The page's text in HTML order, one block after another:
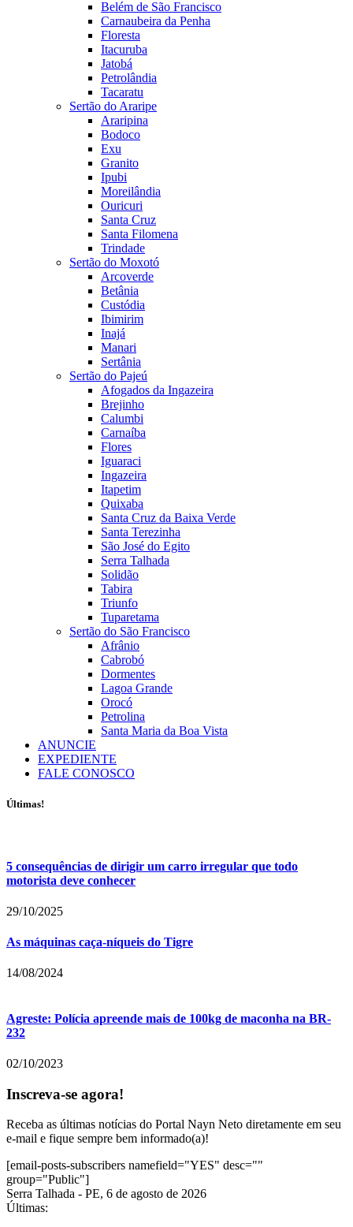
Belém de São Francisco
Carnaubeira da Penha
Floresta
Itacuruba
Jatobá
Petrolândia
Tacaratu
Sertão do Araripe
Araripina
Bodoco
Exu
Granito
Ipubi
Moreilândia
Ouricuri
Santa Cruz
Santa Filomena
Trindade
Sertão do Moxotó
Arcoverde
Betânia
Custódia
Ibimirim
Inajá
Manari
Sertânia
Sertão do Pajeú
Afogados da Ingazeira
Brejinho
Calumbi
Carnaíba
Flores
Iguaraci
Ingazeira
Itapetim
Quixaba
Santa Cruz da Baixa Verde
Santa Terezinha
São José do Egito
Serra Talhada
Solidão
Tabira
Triunfo
Tuparetama
Sertão do São Francisco
Afrânio
Cabrobó
Dormentes
Lagoa Grande
Orocó
Petrolina
Santa Maria da Boa Vista
ANUNCIE
EXPEDIENTE
FALE CONOSCO
Últimas!
5 consequências de dirigir um carro irregular que todo
motorista deve conhecer
29/10/2025
As máquinas caça-níqueis do Tigre
14/08/2024
Agreste: Polícia apreende mais de 100kg de maconha na BR-
232
02/10/2023
Inscreva-se agora!
Receba as últimas notícias do Portal Nayn Neto diretamente em seu
e-mail e fique sempre bem informado(a)!
[email-posts-subscribers namefield="YES" desc=""
group="Public"]
Serra Talhada - PE, 6 de agosto de 2026
Últimas: